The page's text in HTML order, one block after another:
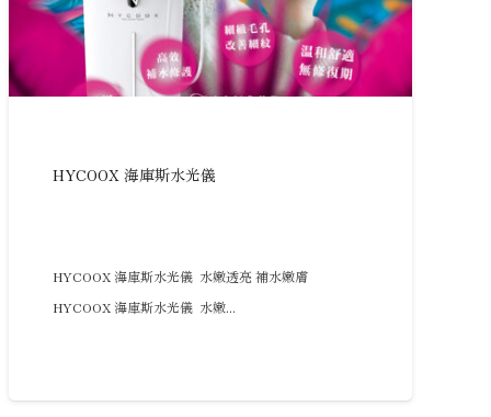
HYCOOX 海庫斯水光儀
HYCOOX 海庫斯水光儀 水嫩透亮 補水嫩膚
HYCOOX 海庫斯水光儀 水嫩...